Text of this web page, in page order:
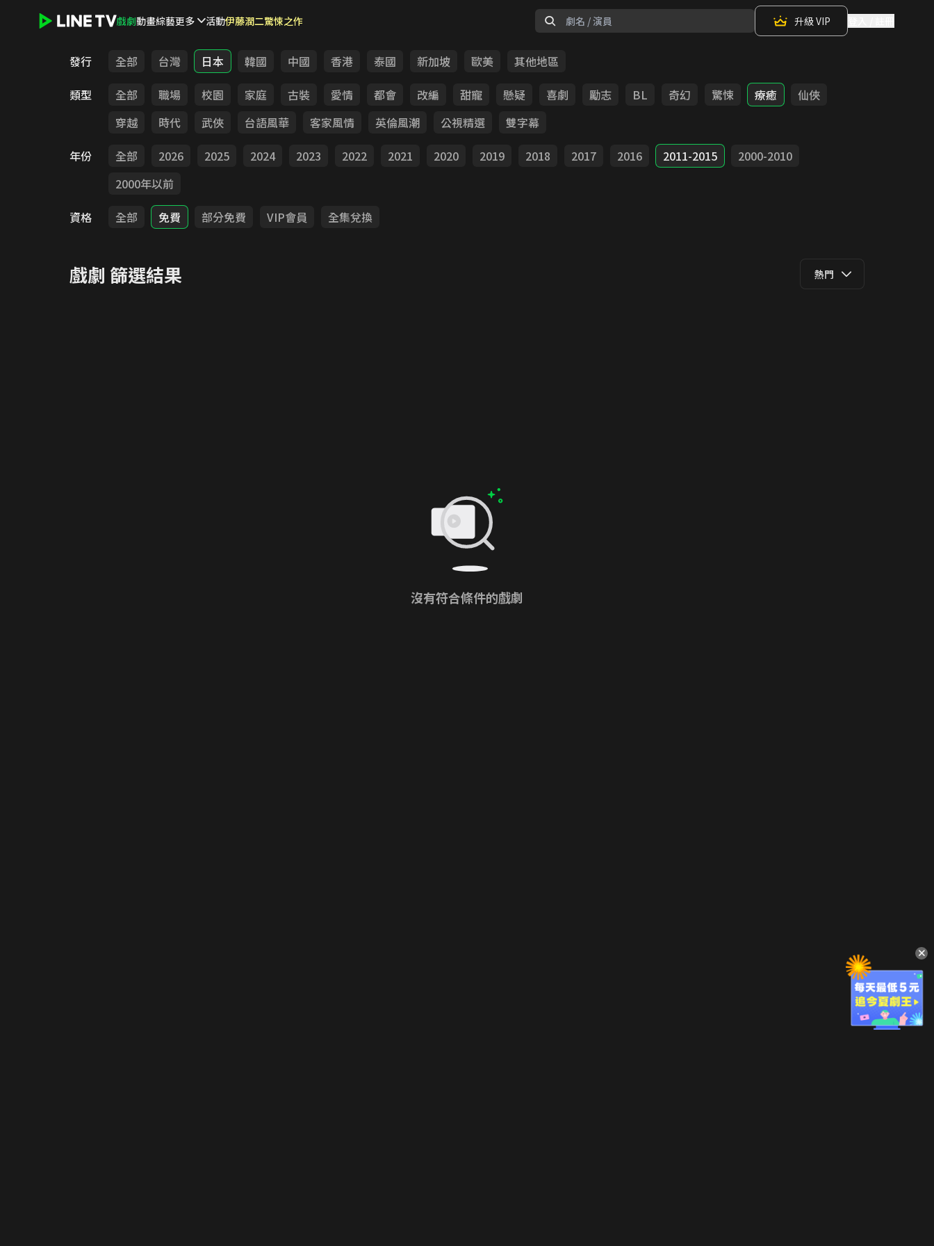
戲劇動畫綜藝更多 活動伊藤潤二驚悚之作 升級 VIP
發行 全部 台灣 日本 韓國 中國 香港 泰國 新加坡 歐美
其他地區
類型
全部 職場 校園 家庭 古裝 愛情 都會 改編 甜寵 懸疑 喜劇 勵志 BL 奇幻 驚悚 療癒
仙俠
穿越
時代 武俠 台語風華 客家風情 英倫風潮 公視精選
雙字幕
年份
全部 2026 2025 2024 2023 2022 2021 2020 2019 2018 2017 2016 2011-2015
2000-2010
2000年以前
資格
全部 免費 部分免費 VIP會員 全集兌換
戲劇 篩選結果 熱門
沒有符合條件的戲劇